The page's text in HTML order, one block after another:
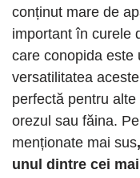
conținut mare de
important în curele
care conopida este
versatilitatea
perfectă pentru
orezul sau făina.
menționate mai sus
unul dintre cei